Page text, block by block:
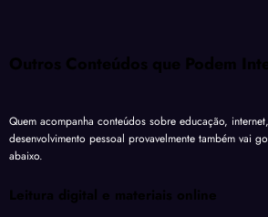
Outros Conteúdos que Podem
Quem acompanha conteúdos sobre educação,
desenvolvimento pessoal provavelmente também vai
abaixo.
Leitura digital e materiais online